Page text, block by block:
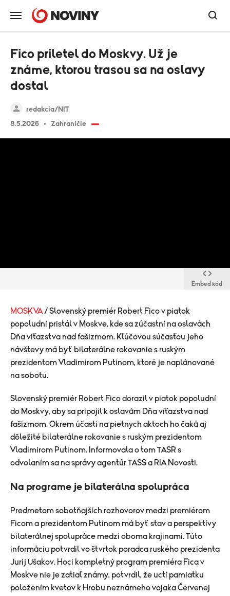
redakcia/NIT
8.5.2026
Zahraničie
Fico priletel do Moskvy. Už je
známe, ktorou trasou sa na oslavy
dostal
Embed kód
MOSKVA / Slovenský premiér Robert Fico v piatok
popoludní pristál v Moskve, kde sa zúčastní na oslavách
Dňa víťazstva nad fašizmom. Kľúčovou súčasťou jeho
návštevy má byť bilaterálne rokovanie s ruským
prezidentom Vladimirom Putinom, ktoré je naplánované
na sobotu.
Slovenský premiér Robert Fico dorazil v piatok popoludní
do Moskvy, aby sa pripojil k oslavám Dňa víťazstva nad
fašizmom. Okrem účasti na pietnych aktoch ho čaká aj
dôležité bilaterálne rokovanie s ruským prezidentom
Vladimirom Putinom. Informovala o tom TASR s
odvolaním sa na správy agentúr TASS a RIA Novosti.
Na programe je bilaterálna spolupráca
Predmetom sobotňajších rozhovorov medzi premiérom
Ficom a prezidentom Putinom má byť stav a perspektívy
bilaterálnej spolupráce medzi oboma krajinami. Túto
informáciu potvrdil vo štvrtok poradca ruského prezidenta
Jurij Ušakov. Hoci kompletný program premiéra Fica v
Moskve nie je zatiaľ známy, potvrdil, že uctí pamiatku
položením kvetov k Hrobu neznámeho vojaka Červenej